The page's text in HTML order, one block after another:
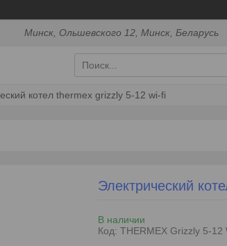
Минск, Ольшевского 12, Минск, Беларусь
котел thermex grizzly 5-12 wi-fi
Электрический
В наличии
Код: THERMEX Grizzly 5-12